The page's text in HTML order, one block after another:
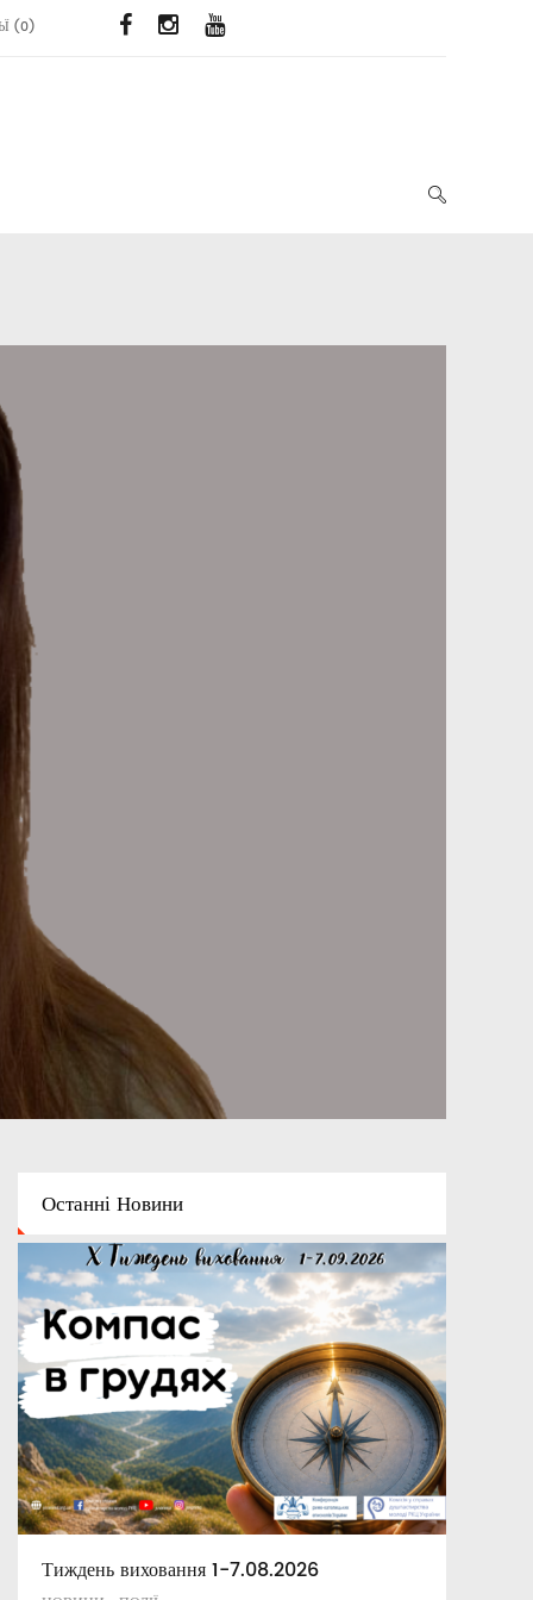
(0)
ОстанніНовини
Тиждень виховання 1-7.08.2026
Освітній капелан
Апостольські повчання